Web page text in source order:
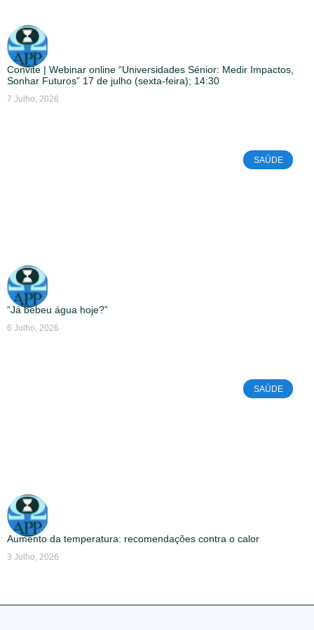
Convite | Webinar online “Universidades Sénior: Medir Impactos,
Sonhar Futuros” 17 de julho (sexta-feira); 14:30
7 Julho, 2026
SAÚDE
“Já bebeu água hoje?”
6 Julho, 2026
SAÚDE
Aumento da temperatura: recomendações contra o calor
3 Julho, 2026